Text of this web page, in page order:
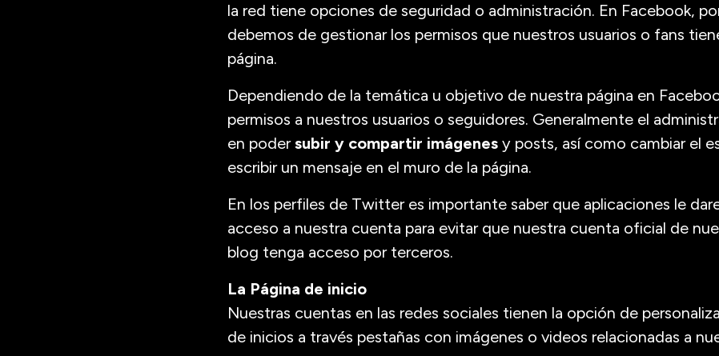
la red tiene opciones de seguridad o administración. En Facebook,
debemos de gestionar los permisos que nuestros usuarios o fans
página.
Dependiendo de la temática u objetivo de nuestra página en
permisos a nuestros usuarios o seguidores. Generalmente el
en podersubir y compartir imágenes y posts, así como cambiar el
escribir un mensaje en el muro de la página.
En los perfiles de Twitter es importante saber que aplicaciones le
acceso a nuestra cuenta para evitar que nuestra cuenta oficial de
blog tenga acceso por terceros.
La Página de inicio
Nuestras cuentas en las redes sociales tienen la opción de
de inicios a través pestañas con imágenes o videos relacionadas a